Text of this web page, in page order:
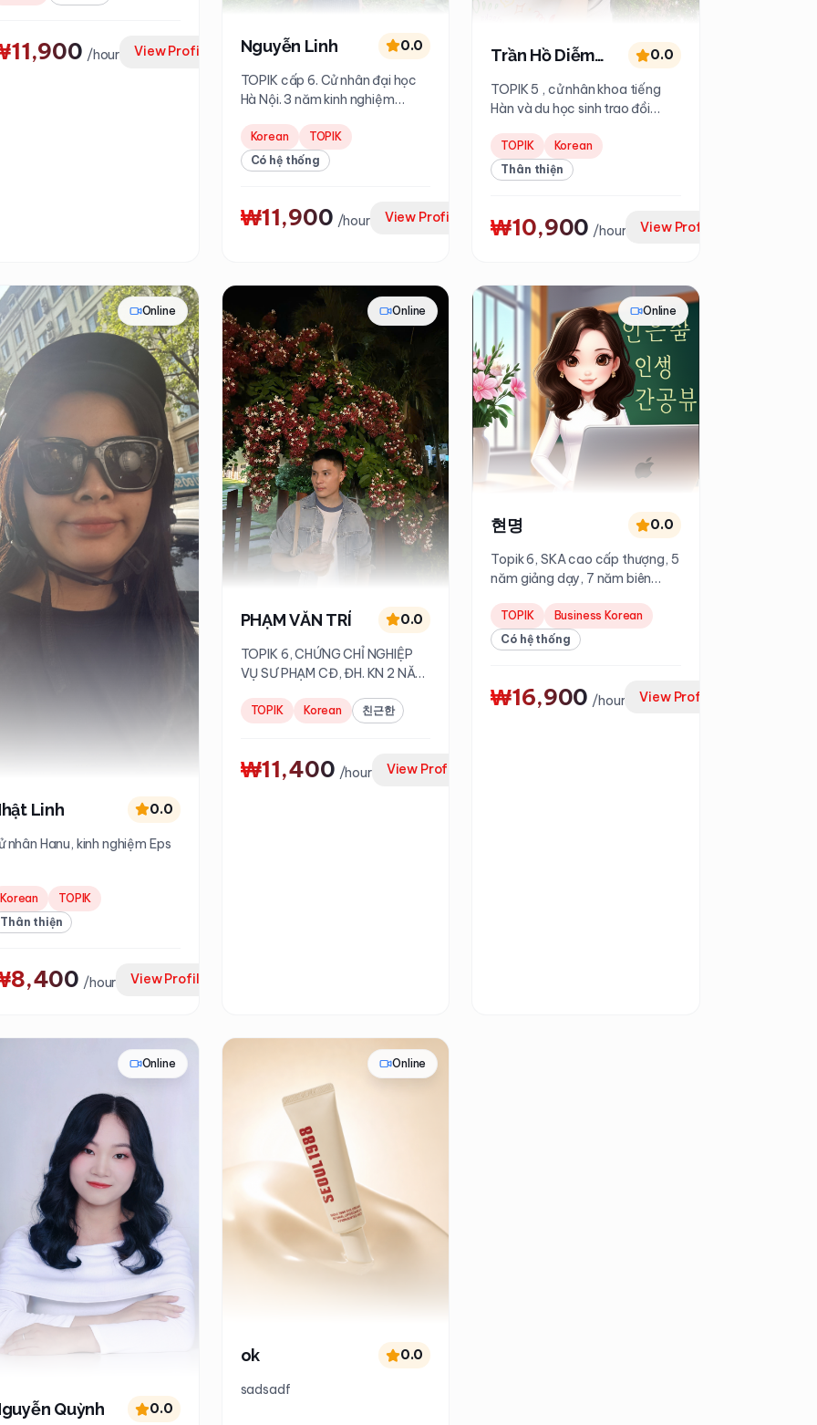
/hour View Profile Nguyễn Linh 0.0
TOPIK cấp 6. Cử nhân đại học
Hà Nội. 3 năm kinh nghiệm
Korean
TOPIK
Có hệ thống
₩11,900 /hour View Profile
Trần Hồ Diễm
Quỳnh
0.0
TOPIK 5 , cử nhân khoa tiếng
Hàn và du học sinh trao đồi
kinh nghiệm dạy
TOPIK
Korean
Thân thiện
₩10,900 /hour View Profile
Online
Linh 0.0
nhân Hanu, kinh nghiệm Eps
Korean
TOPIK
Thân thiện
/hour View Profile
Online
PHẠM VĂN TRÍ 0.0
TOPIK 6, CHỨNG CHỈ NGHIỆP
VỤ SƯ PHẠM CĐ, ĐH. KN 2 NĂM
TOPIK Korean 친근한
₩11,400 /hour View Profile
Online
현명 0.0
Topik 6, SKA cao cấp thượng, 5
năm giảng dạy, 7 năm biên
TOPIK
Business Korean
Có hệ thống
₩16,900 /hour View Profile
Online
Quỳnh 0.0
Online
ok 0.0
sadsadf